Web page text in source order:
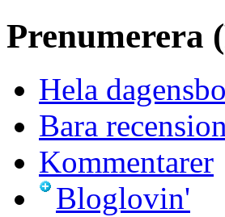
Prenumerera
Hela
Bara
Kommentarer
Bloglovin'